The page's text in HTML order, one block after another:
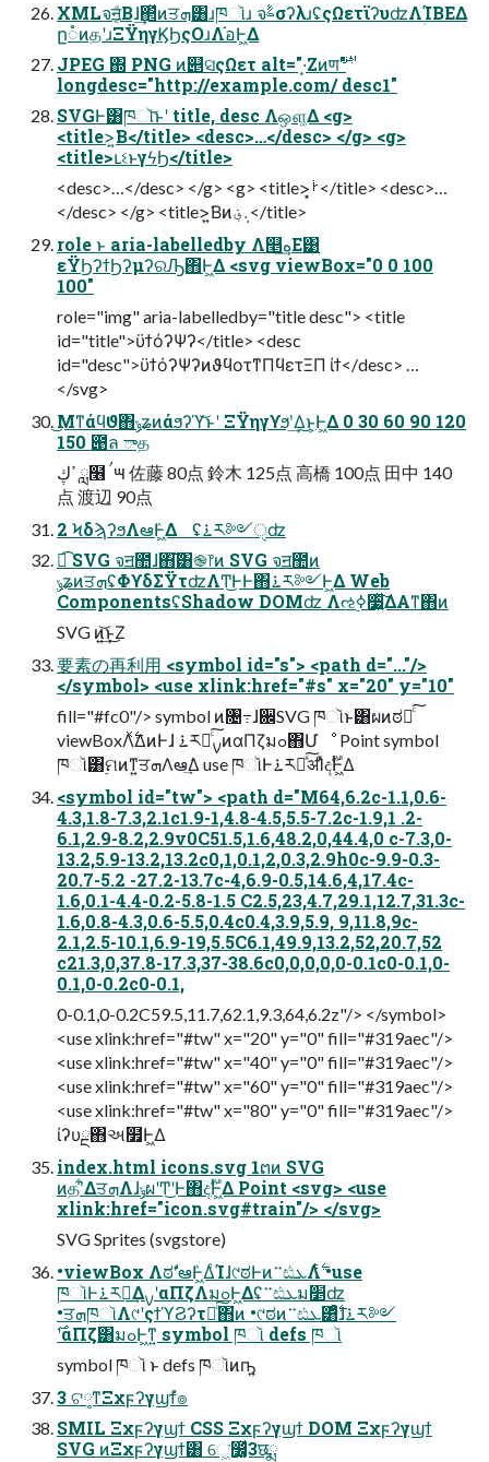
XMLจॻ͔ͩΒɺ͢΂ͯͷਤܗ͸ɹཁૉɹ จࣈσʔλɹʢςΩετϊʔυʣΛؚΊΒΕΔ
ը૾ͷதʹɹΞΫηγϏϦςΟɹΛ֬อͰ͖Δ
JPEG ΍ PNG ͷ୅ସςΩετ alt="·͙Ζͷण࢘"
longdesc="http://example.com/ desc1"
SVGͰ͸ཁૉ͝ͱʹ title, desc Λஔ͚Δ <g>
<title>͍͘Β</title> <desc>…</desc> </g> <g>
<title>ւଽͱγϟϦ</title>
<desc>…</desc> </g> <g> <title>͓ࡼ</title> <desc>…
</desc> </g> <title>͍͘Βͷ܉؋</title>
role ͱ aria-labelledby Λ௥ه͢Ε͹
εΫϦʔϯϦʔμʔରԠ΋Ͱ͖Δ <svg viewBox="0 0 100
100"
role="img" aria-labelledby="title desc"> <title
id="title">ϋϯόʔΨʔ</title> <desc
id="desc">ϋϯόʔΨʔͷϑϥοτͳΠϥετΞΠ ίϯ</desc> …
</svg>
͜Μͳάϥϑ΋ݸʑͷάϧʔϓ͝ͱʹ ΞΫηγϒϧʹ͢Δ͜ͱ͕Ͱ͖Δ 0 30 60 90 120
150 ౉ล ాத
ߴڮ ླ໦ ࠤ౻ 佐藤 80点 鈴⽊ 125点 ⾼橋 100点 ⽥中 140
点 渡辺 90点
2 ϞδϡʔϧΛఆٛͰ͖Δ ʢ࠶ར༻ੑʣ
ಉ͡ SVG จॻ಺ɺ΋͘͠͸֎෦ͷ SVG จॻ಺ͷ
ݸʑͷਤܗʢΦϒδΣΫτʣΛͲ͜ͰͰ΋࠶ར༻Ͱ͖Δ Web
ComponentsʢShadow DOMʣ Λઌߦ࣮૷͍ͯ͠ΔΑ͏ͳ΋ͷ
SVG ͷ͍͢͝ͱ͜Ζ
要素の再利⽤ <symbol id="s"> <path d="..."/>
</symbol> <use xlink:href="#s" x="20" y="10"
fill="#fc0"/> symbol ͷ৔߹ɺ਌SVG ཁૉͱ͸ผͷಠཱͨ͠
viewBoxΛ࣋ͯΔͷͰɺ ࠶ར༻ͨ͠ࡍͷαΠζมߋ΋Մೳ Point symbol
ཁૉ͸࣮ମͷͳ͍ਤܗΛఆٛ͢Δ use ཁૉͰ࠶ར༻ͯ͠ॳΊͯදࣔͰ͖Δ
<symbol id="tw"> <path d="M64,6.2c-1.1,0.6-
4.3,1.8-7.3,2.1c1.9-1,4.8-4.5,5.5-7.2c-1.9,1 .2-
6.1,2.9-8.2,2.9v0C51.5,1.6,48.2,0,44.4,0 c-7.3,0-
13.2,5.9-13.2,13.2c0,1,0.1,2,0.3,2.9h0c-9.9-0.3-
20.7-5.2 -27.2-13.7c-4,6.9-0.5,14.6,4,17.4c-
1.6,0.1-4.4-0.2-5.8-1.5 C2.5,23,4.7,29.1,12.7,31.3c-
1.6,0.8-4.3,0.6-5.5,0.4c0.4,3.9,5.9, 9,11.8,9c-
2.1,2.5-10.1,6.9-19,5.5C6.1,49.9,13.2,52,20.7,52
c21.3,0,37.8-17.3,37-38.6c0,0,0,0,0-0.1c0-0.1,0-
0.1,0-0.2c0-0.1,
0-0.1,0-0.2C59.5,11.7,62.1,9.3,64,6.2z"/> </symbol>
<use xlink:href="#tw" x="20" y="0" fill="#319aec"/>
<use xlink:href="#tw" x="40" y="0" fill="#319aec"/>
<use xlink:href="#tw" x="60" y="0" fill="#319aec"/>
<use xlink:href="#tw" x="80" y="0" fill="#319aec"/>
ίʔυྔ΋અ໿Ͱ͖Δ
index.html icons.svg 1ຕͷ SVG
ͷதʹ͋ΔਤܗΛɺݸผʹͲ͜ʹͰ΋දࣔͰ͖Δ Point <svg> <use
xlink:href="icon.svg#train"/> </svg>
SVG Sprites (svgstore)
•viewBox ΛಠࣗʹఆٛͰ͖ΔͨΊɺ୯ಠͰͷ࠲ඪܥΛ࣋ͭ •use
ཁૉͰ࠶ར༻͢ΔࡍʹαΠζΛมߋͰ͖Δʢ࠲ඪܥม׵ʣ
•ਤܗཁૉΛ୯ʹςϯϓϨʔτԽͨ͠΋ͷ •୯ಠͷ࠲ඪܥ͸࣋ͨͣɺ࠶ར༻
࣌ʹαΠζ͸มߋͰ͖ͳ͍ symbol ཁૉ defs ཁૉ
symbol ཁૉ ͱ defs ཁૉͷҧ͍
3 ଟ༷ͳΞχϝʔγϣϯํ๏
SMIL Ξχϝʔγϣϯ CSS Ξχϝʔγϣϯ DOM Ξχϝʔγϣϯ
SVG ͷΞχϝʔγϣϯ͸ େ͖͘෼͚ͯ3छྨ